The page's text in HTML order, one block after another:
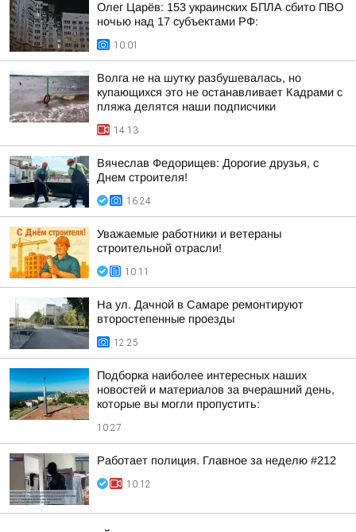
Олег Царёв: 153 украинских БПЛА сбито ПВО
ночью над 17 субъектами РФ:
10:01
Волга не на шутку разбушевалась, но
купающихся это не останавливает Кадрами с
пляжа делятся наши подписчики
14:13
Вячеслав Федорищев: Дорогие друзья, с
Днем строителя!
16:24
Уважаемые работники и ветераны
строительной отрасли!
10:11
На ул. Дачной в Самаре ремонтируют
второстепенные проезды
12:25
Подборка наиболее интересных наших
новостей и материалов за вчерашний день,
которые вы могли пропустить:
10:27
Работает полиция. Главное за неделю #212
10:12